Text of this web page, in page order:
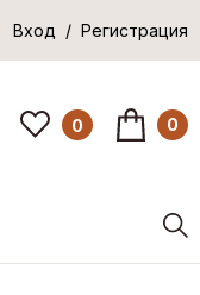
Вход / Регистрация
0 0